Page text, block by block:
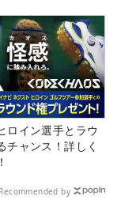
ロイン選手とラウ
チャンス！詳しく
Recommended by